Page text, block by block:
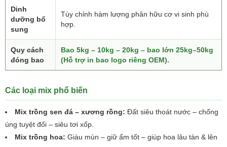
Dinh
dưỡng bổ
sung
Tùy chỉnh hàm lượng phân hữu cơ vi sinh phù
hợp.
Quy cách
đóng bao
Bao 5kg – 10kg – 20kg – bao lớn 25kg–50kg
(Hỗ trợ in bao logo riêng OEM).
Các loại mix phổ biến
Mix trồng sen đá – xương rồng: Đất siêu thoát nước – chống
úng tuyệt đối – siêu tơi xốp.
Mix trồng hoa: Giàu mùn – giữ ẩm tốt – giúp hoa lâu tàn & lên